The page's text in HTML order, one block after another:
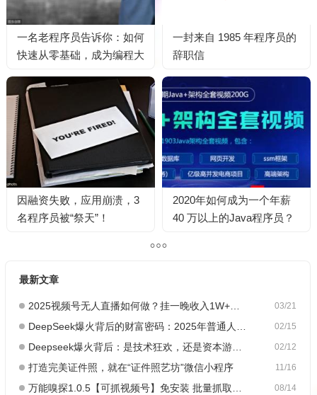
一名老程序员告诉你：如何
快速从零基础，成为编程大
一封来自 1985 年程序员的
辞职信
因融资失败，应用崩溃，3
名程序员被“祭天”！
2020年如何成为一个年薪
40 万以上的Java程序员？
最新文章
03/21
2025视频号无人直播如何做？挂一晚收入1W+，这份教程，小白可做~
02/15
DeepSeek爆火背后的财富密码：2025年普通人如何抓住AI创业风口？
02/12
Deepseek爆火背后：是技术狂欢，还是资本游戏？
11/16
打造完美证件照，就在“证件照艺坊”微信小程序
08/14
万能嗅探1.0.5【可抓视频号】免安装 批量抓取媒体文件